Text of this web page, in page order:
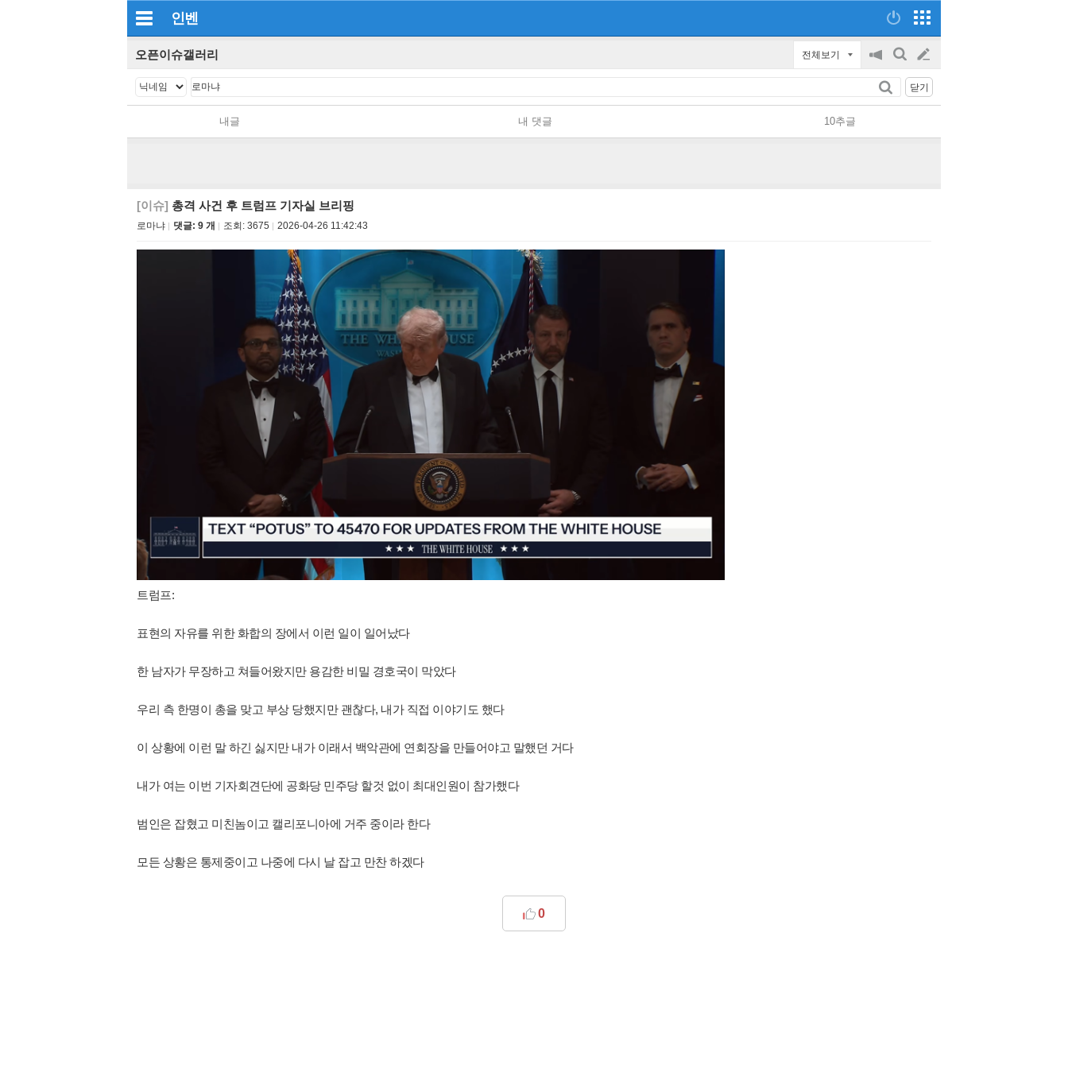
인벤
오픈이슈갤러리 전체보기
공
지
on/off
검
글
쓰
닫기
내글 내 댓글 10추글
[이슈] 총격 사건 후 트럼프 기자실 브리핑
로마냐 댓글: 9 개 조회: 3675 2026-04-26 11:42:43
트럼프:
표현의 자유를 위한 화합의 장에서 이런 일이 일어났다
한 남자가 무장하고 쳐들어왔지만 용감한 비밀 경호국이 막았다
우리 측 한명이 총을 맞고 부상 당했지만 괜찮다, 내가 직접 이야기도 했다
이 상황에 이런 말 하긴 싫지만 내가 이래서 백악관에 연회장을 만들어야고 말했던 거다
내가 여는 이번 기자회견단에 공화당 민주당 할것 없이 최대인원이 참가했다
범인은 잡혔고 미친놈이고 캘리포니아에 거주 중이라 한다
모든 상황은 통제중이고 나중에 다시 날 잡고 만찬 하겠다
0